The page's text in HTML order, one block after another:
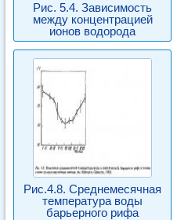
Рис. 5.4. Зависимость
между концентрацией
ионов водорода
Рис.4.8. Среднемесячная
температура воды
барьерного рифа